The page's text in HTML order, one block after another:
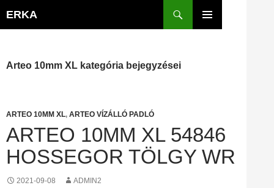
ERKA
Arteo 10mm XL kategória bejegyzései
ARTEO 10MM XL, ARTEO VÍZÁLLÓ PADLÓ
ARTEO 10MM XL 54846
HOSSEGOR TÖLGY WR
2021-09-08 ADMIN2